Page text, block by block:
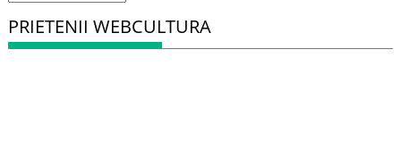
PRIETENII WEBCULTURA